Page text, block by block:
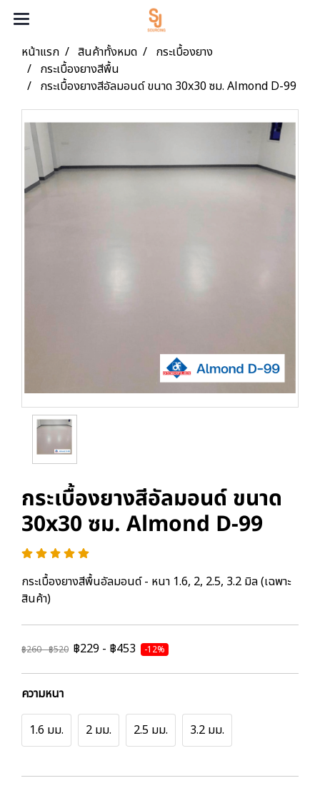
หน้าแรก สินค้าทั้งหมด
กระเบื้องยาง
กระเบื้องยางสีพื้น
กระเบื้องยางสีอัลมอนด์ ขนาด 30x30 ซม. Almond D-99
กระเบื้องยางสีอัลมอนด์ ขนาด
30x30 ซม. Almond D-99
กระเบื้องยางสีพื้นอัลมอนด์ - หนา 1.6, 2, 2.5, 3.2 มิล (เฉพาะ
สินค้า)
฿260 - ฿520 ฿229 - ฿453 -12%
ความหนา
1.6 มม. 2 มม. 2.5 มม. 3.2 มม.